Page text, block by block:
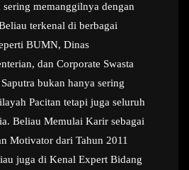
memanggilnya dengan
terkenal di berbagai
BUMN, Dinas
dan Corporate Swasta
bukan hanya sering
Pacitan tetapi juga seluruh
Beliau Memulai Karir sebagai
Motivator dari Tahun 2011
juga di Kenal Expert Bidang